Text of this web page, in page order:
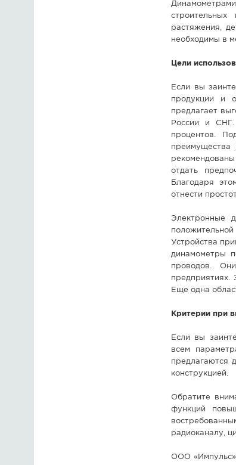
растяжения,
необходимы в
Цели
Если вы
продукции и
предлагает
России и
процентов.
преимущества
рекомендованы
отдать
Благодаря
отнести
Электронные
Устройства
динамометры
проводов.
предприятиях.
Еще одна
Критерии при
Если вы
всем
предлагаются
конструкцией.
Обратите
функций
радиоканалу,
ООО «Импульс»